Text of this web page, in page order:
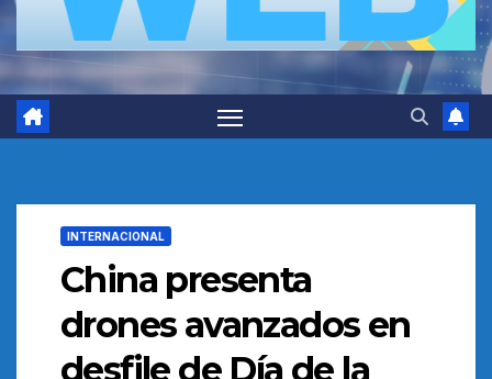
INTERNACIONAL
China presenta
drones avanzados en
desfile de Día de la